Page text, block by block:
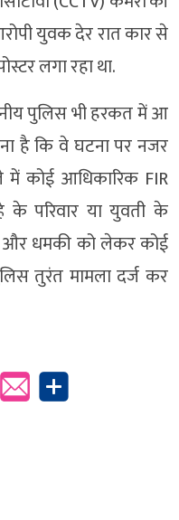
युवक देर रात कार से
लगा रहा था.
पुलिस भी हरकत में आ
है कि वे घटना पर नजर
कोई आधिकारिक FIR
के परिवार या युवती के
और धमकी को लेकर कोई
तुरंत मामला दर्ज कर